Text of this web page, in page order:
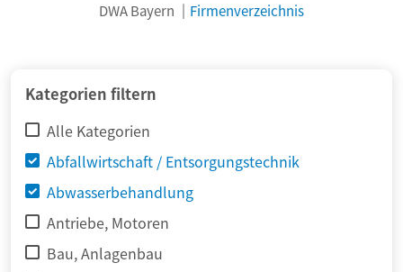
DWA Bayern Firmenverzeichnis
Kategorien filtern
Alle Kategorien
Abfallwirtschaft / Entsorgungstechnik
Abwasserbehandlung
Antriebe, Motoren
Bau, Anlagenbau